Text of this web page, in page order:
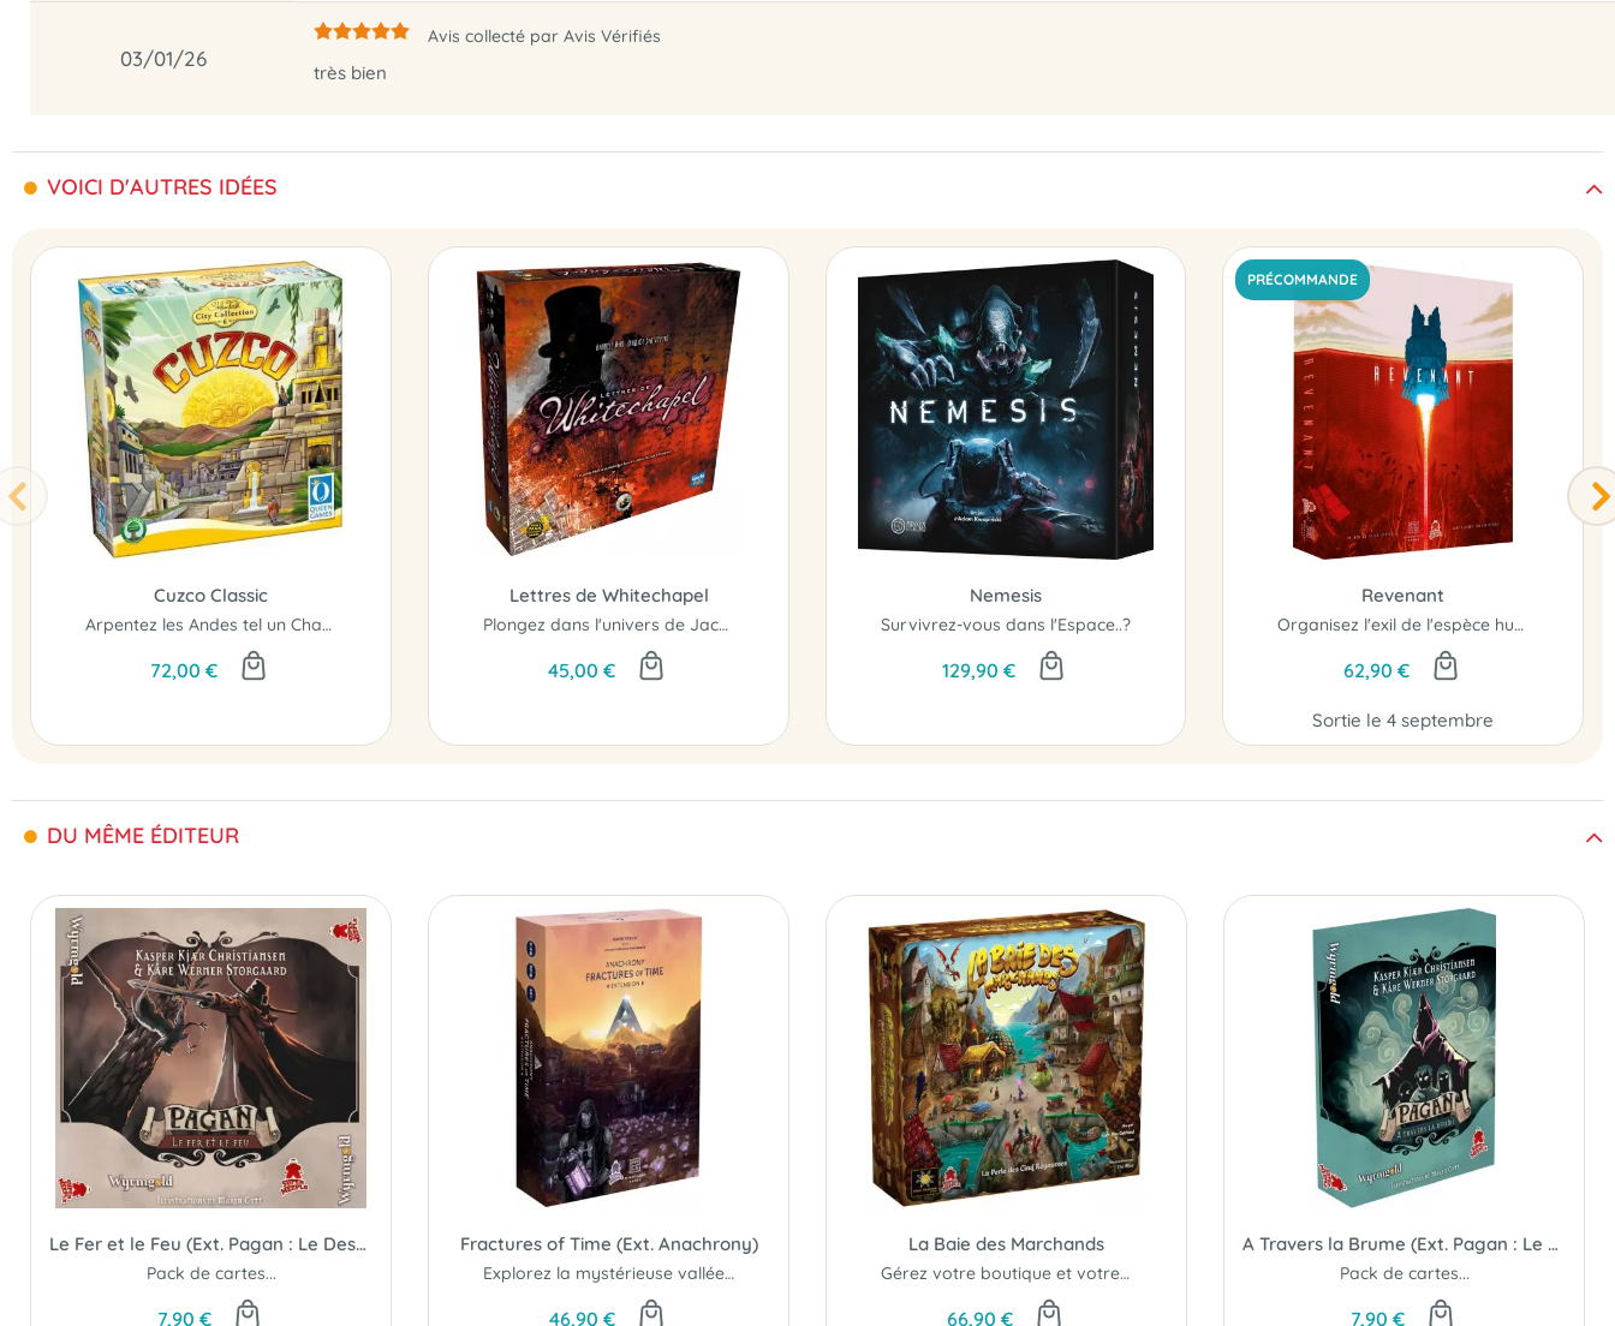
03/01/26
Avis collecté par Avis Vérifiés
très bien
VOICI D'AUTRES IDÉES
Cuzco Classic
Arpentez les Andes tel un Chasqui, le légendaire messager des incas...
72,00 €
Lettres de Whitechapel
Plongez dans l'univers de Jack l’Éventreur dans une course poursuite au coeur...
45,00 €
Nemesis
Survivrez-vous dans l'Espace..?
129,90 €
PRÉCOMMANDE
Revenant
Organisez l'exil de l'espèce humaine et devenez le héros des Grandes Maisons...
62,90 €
Sortie le 4 septembre
DU MÊME ÉDITEUR
Le Fer et le Feu (Ext. Pagan : Le Destin de Roanoke)
Pack de cartes...
7,90 €
Fractures of Time (Ext. Anachrony)
Explorez la mystérieuse vallée d’Amethynia...
46,90 €
La Baie des Marchands
Gérez votre boutique et votre commerce dans le marché le plus célèbre...
66,90 €
A Travers la Brume (Ext. Pagan : Le Destin de Roanoke)
Pack de cartes...
7,90 €